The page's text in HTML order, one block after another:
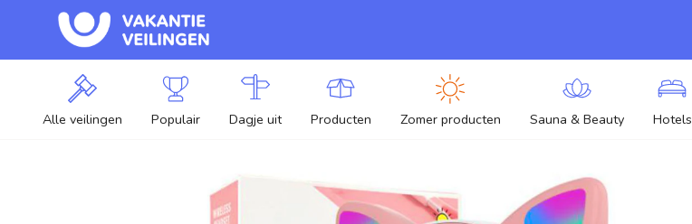
Alle veilingen Populair Dagje uit Producten Zomer producten Sauna & Beauty Hotels